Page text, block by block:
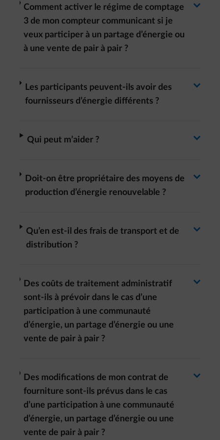
Comment activer le régime de comptage
3 de mon compteur communicant si je
veux participer à un partage d’énergie ou
à une vente de pair à pair ?
arrow-right
Les participants peuvent-ils avoir des
fournisseurs d’énergie différents ?
arrow-right
Qui peut m’aider ? Basculer la réponse
arrow-right
Doit-on être propriétaire des moyens de
production d’énergie renouvelable ?
arrow-right
Qu’en est-il des frais de transport et de
distribution ?
arrow-right
Des coûts de traitement administratif
sont-ils à prévoir dans le cas d’une
participation à une communauté
d’énergie, un partage d’énergie ou une
vente de pair à pair ?
arrow-right
Des modifications de mon contrat de
fourniture sont-ils prévus dans le cas
d’une participation à une communauté
d’énergie, un partage d’énergie ou une
vente de pair à pair ?
arrow-right